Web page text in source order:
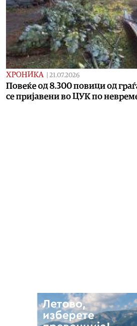
ХРОНИКА | 21.07.2026
Повеќе од 8.300 повици од
се пријавени во ЦУК по